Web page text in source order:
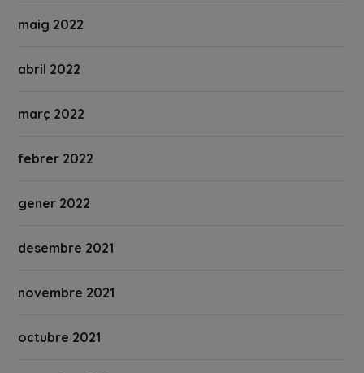
maig 2022
abril 2022
març 2022
febrer 2022
gener 2022
desembre 2021
novembre 2021
octubre 2021